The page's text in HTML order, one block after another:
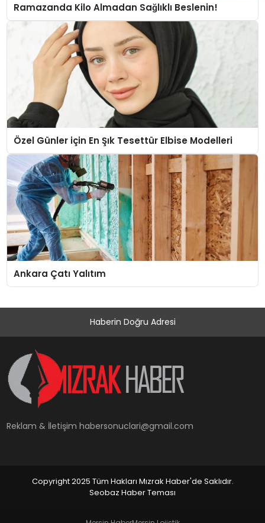
Ramazanda Kilo Almadan Sağlıklı Beslenin!
Özel Günler için En Şık Tesettür Elbise Modelleri
Ankara Çatı Yalıtım
Haberin Doğru Adresi
Reklam & İletişimhabersonuclari@gmail.com
Copyright 2025 Tüm Hakları Mızrak Haber'de Saklıdır.
Seobaz Haber Teması